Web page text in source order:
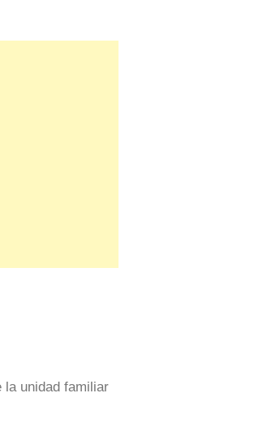
unidad familiar